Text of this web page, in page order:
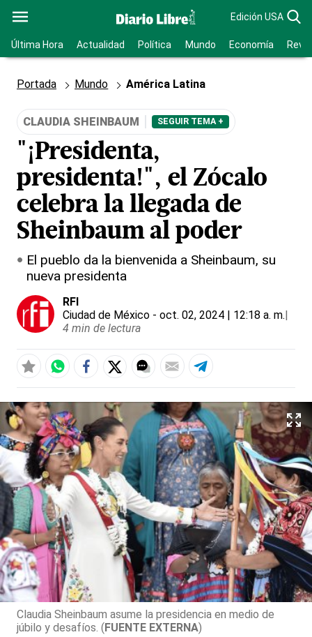
Edición USA
Última Hora Actualidad Política Mundo Economía
Portada Mundo América Latina
CLAUDIA SHEINBAUM SEGUIR TEMA +
"¡Presidenta,
presidenta!", el Zócalo
celebra la llegada de
Sheinbaum al poder
El pueblo da la bienvenida a Sheinbaum, su
nueva presidenta
RFI
Ciudad de México - oct. 02, 2024 | 12:18 a. m.|
4 min de lectura
Claudia Sheinbaum asume la presidencia en medio de
júbilo y desafíos. (FUENTE EXTERNA)